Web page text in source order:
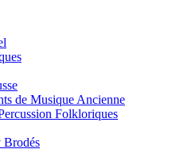
de Musique Ancienne
Folkloriques
Brodés